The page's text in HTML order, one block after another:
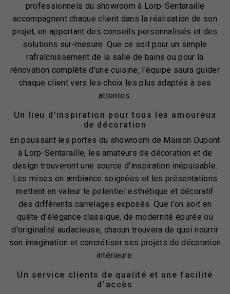
professionnels du showroom à Lorp-Sentaraille
accompagnent chaque client dans la réalisation de son
projet, en apportant des conseils personnalisés et des
solutions sur-mesure. Que ce soit pour un simple
rafraîchissement de la salle de bains ou pour la
rénovation complète d'une cuisine, l'équipe saura guider
chaque client vers les choix les plus adaptés à ses
attentes.
Un lieu d'inspiration pour tous les amoureux
de décoration
En poussant les portes du showroom de Maison Dupont
à Lorp-Sentaraille, les amateurs de décoration et de
design trouveront une source d'inspiration inépuisable.
Les mises en ambiance soignées et les présentations
mettent en valeur le potentiel esthétique et décoratif
des différents carrelages exposés. Que l'on soit en
quête d'élégance classique, de modernité épurée ou
d'originalité audacieuse, chacun trouvera de quoi nourrir
son imagination et concrétiser ses projets de décoration
intérieure.
Un service clients de qualité et une facilité
d'accès